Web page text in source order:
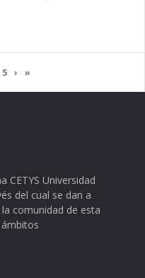
5 › »
CETYS Universidad
del cual se dan a
comunidad de esta